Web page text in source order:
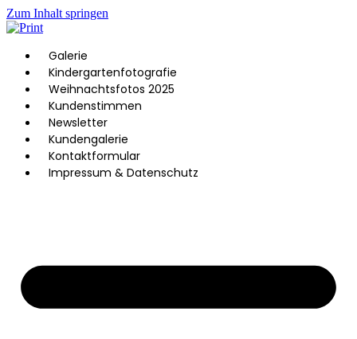
Zum Inhalt springen
Galerie
Kindergartenfotografie
Weihnachtsfotos 2025
Kundenstimmen
Newsletter
Kundengalerie
Kontaktformular
Impressum & Datenschutz